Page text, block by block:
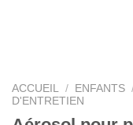
ACCUEIL / ENFANTS
D'ENTRETIEN